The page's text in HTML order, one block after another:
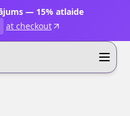
— 15% atlaide
at checkout